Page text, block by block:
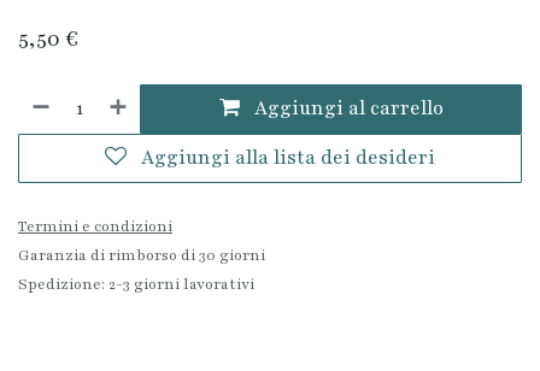
5,50 €
Aggiungi al carrello
Aggiungi alla lista dei desideri
Termini e condizioni
Garanzia di rimborso di 30 giorni
Spedizione: 2-3 giorni lavorativi